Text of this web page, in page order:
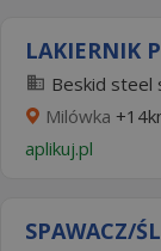
LAKIERNIK
Beskid steel
Milówka
aplikuj.pl
SPAWACZ/